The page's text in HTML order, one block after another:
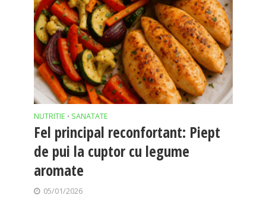
NUTRITIE • SANATATE
Fel principal reconfortant: Piept
de pui la cuptor cu legume
aromate
05/01/2026